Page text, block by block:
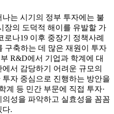
는 시기의 정부 투자에는 불
장의 도덕적 해이를 유발할 가
로나19 이후 중장기 정책사례
구축하는 데 많은 재원이 투자
R&D에서 기업과 학계에 대
서 감당하기 어려운 규모의
자 중심으로 진행하는 방안을
계 등 민간 부문에 직접 투자·
성을 파악하고 실효성을 꼼꼼
다.